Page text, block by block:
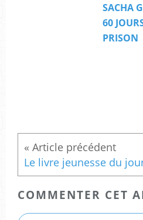
SACHA
60
PRISON
COMMENTER CET